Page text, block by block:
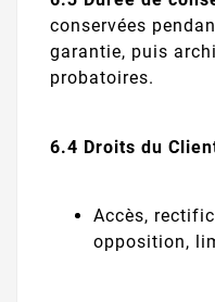
conservées
garantie, puis
probatoires.
6.4 Droits du
Accès,
opposition,